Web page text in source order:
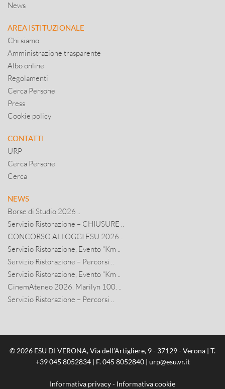
News
AREA ISTITUZIONALE
Chi siamo
Amministrazione trasparente
Albo online
Regolamenti
Cerca Persone
Press
Cookie policy
CONTATTI
URP
Cerca Persone
Cerca
NEWS
Borse di Studio 2026 ..
Servizio Ristorazione – CHIUSURE ..
CONCORSO ALLOGGI ESU 2026 ..
Servizio Ristorazione, Evento “Km ..
Servizio Ristorazione – Percorsi ..
Servizio Ristorazione, Evento “Km ..
CinemAteneo 2026. Marilyn 100. ..
Servizio Ristorazione – Percorsi ..
© 2026 ESU DI VERONA, Via dell’Artigliere, 9 - 37129 - Verona | T.
+39 045 8052834| F. 045 8052840 | urp@esu.vr.it
Informativa privacy- Informativa cookie